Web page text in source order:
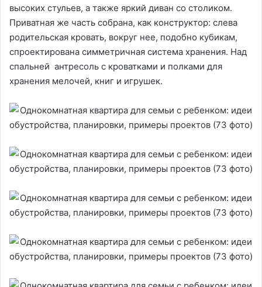
высоких стульев, а также яркий диван со столиком.
Приватная же часть собрана, как конструктор: слева
родительская кровать, вокруг нее, подобно кубикам,
спроектирована симметричная система хранения. Над
спальней антресоль с кроватками и полками для
хранения мелочей, книг и игрушек.